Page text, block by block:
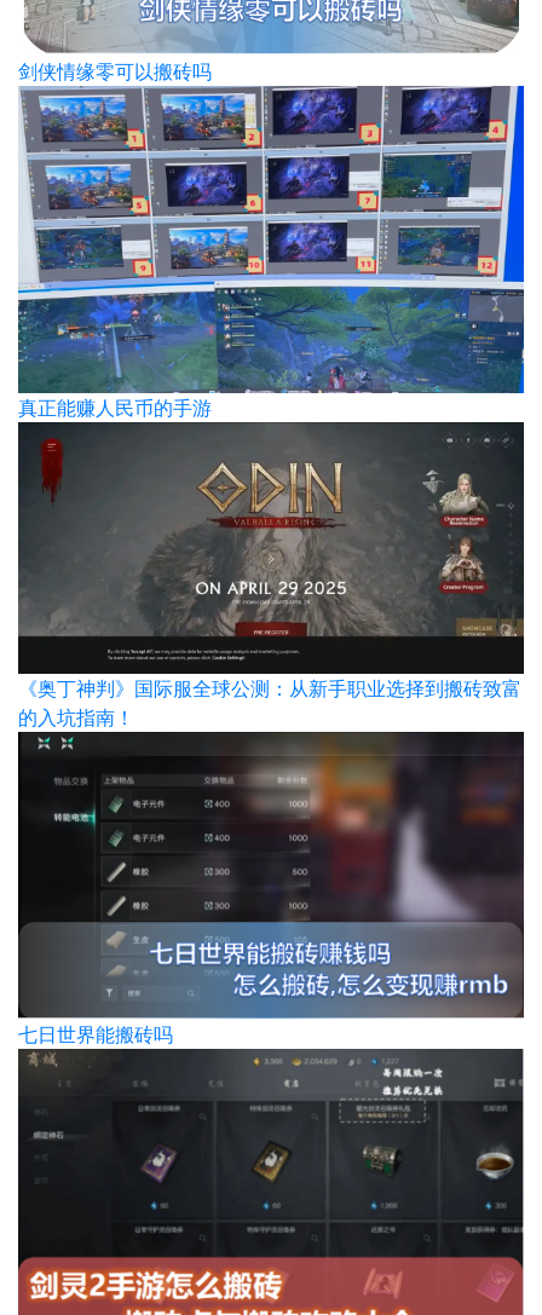
剑侠情缘零可以搬砖吗
真正能赚人民币的手游
《奥丁神判》国际服全球公测：从新手职业选择到搬砖致富
的入坑指南！
七日世界能搬砖吗